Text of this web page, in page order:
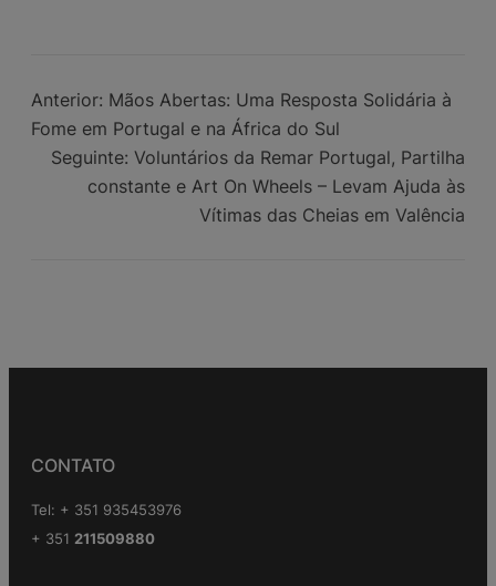
Contentor de
Ajuda
Humanitária
para Belize”
Anterior: Mãos Abertas: Uma Resposta Solidária à
Fome em Portugal e na África do Sul
Seguinte: Voluntários da Remar Portugal, Partilha
constante e Art On Wheels – Levam Ajuda às
Vítimas das Cheias em Valência
CONTATO
Tel: + 351 935453976
+ 351 211509880